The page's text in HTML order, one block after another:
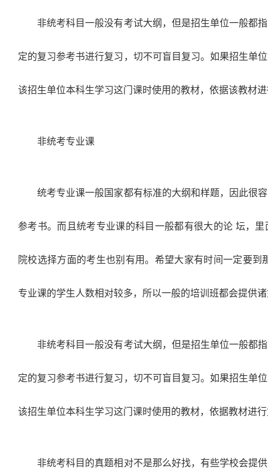
非统考科目一般没有考试大纲，但是招生单位一般都指
定的复习参考书进行复习，切不可盲目复习。如果招生单
该招生单位本科生学习这门课时使用的教材，依据该教材
非统考专业课
统考专业课一般国家都有标准的大纲和样题，因此很容
参考书。而且统考专业课的科目一般都有很大的论 坛，
院校选择方面的考生也别有用。希望大家有时间一定要
专业课的学生人数相对较多，所以一般的培训班都会提供
非统考科目一般没有考试大纲，但是招生单位一般都指
定的复习参考书进行复习，切不可盲目复习。如果招生单
该招生单位本科生学习这门课时使用的教材，依据教材进
非统考科目的真题相对不是那么好找，有些学校会提供